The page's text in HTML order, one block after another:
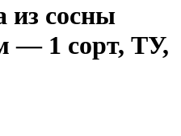
из сосны
— 1 сорт, ТУ,